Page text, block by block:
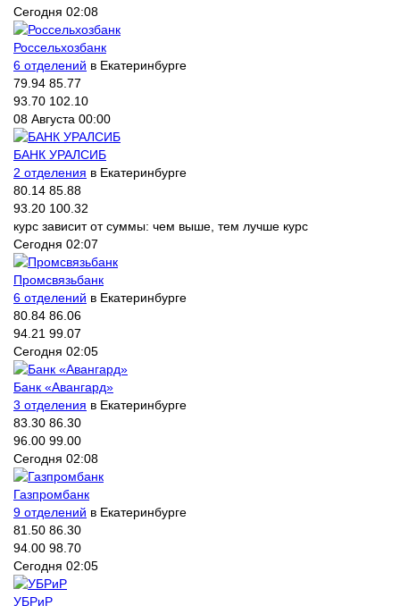
Сегодня 02:08
Россельхозбанк
6 отделений в Екатеринбурге
79.94 85.77
93.70 102.10
08 Августа 00:00
БАНК УРАЛСИБ
2 отделения в Екатеринбурге
80.14 85.88
93.20 100.32
курс зависит от суммы: чем выше, тем лучше курс
Сегодня 02:07
Промсвязьбанк
6 отделений в Екатеринбурге
80.84 86.06
94.21 99.07
Сегодня 02:05
Банк «Авангард»
3 отделения в Екатеринбурге
83.30 86.30
96.00 99.00
Сегодня 02:08
Газпромбанк
9 отделений в Екатеринбурге
81.50 86.30
94.00 98.70
Сегодня 02:05
УБРиР